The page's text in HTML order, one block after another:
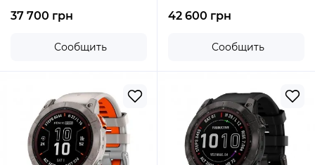
37 700 грн
Сообщить
42 600 грн
Сообщить